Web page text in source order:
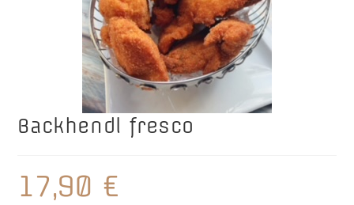
Backhendl fresco
17,90 €